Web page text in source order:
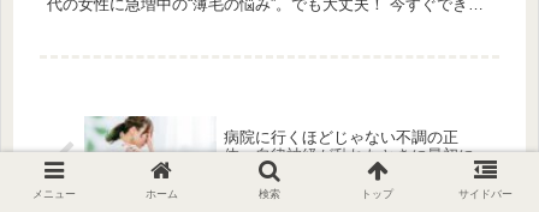
代の女性に急増中の“薄毛の悩み”。でも大丈夫！ 今すぐできる
病院に行くほどじゃない不調の正
体。自律神経が乱れたときに最初に
整えたい5つのこと
メニュー ホーム 検索 トップ サイドバー